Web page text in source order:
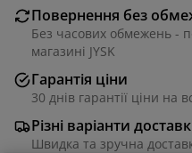
Повернення без
Без часових обмежень -
магазині JYSK
Гарантія ціни
30 днів гарантії ціни на
Різні варіанти
Швидка та зручна